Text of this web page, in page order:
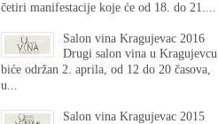
četiri manifestacije koje će od 18. do 21....
Salon vina Kragujevac 2016
Drugi salon vina u Kragujevcu
biće održan 2. aprila, od 12 do 20 časova,
u...
Salon vina Kragujevac 2015